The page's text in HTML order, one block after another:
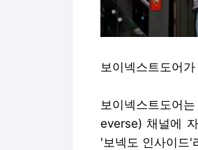
보이넥스트도어
보이넥스트도어
everse) 채널에
'보넥도 인사이드'